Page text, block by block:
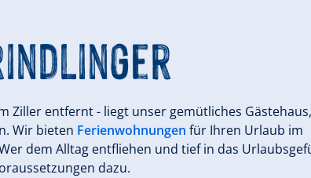
Ziller entfernt - liegt unser gemütliches
Wir bieten Ferienwohnungen für Ihren Urlaub im
dem Alltag entfliehen und tief in das
dazu.